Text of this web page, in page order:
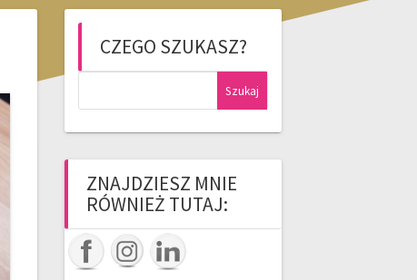
CZEGO SZUKASZ?
ZNAJDZIESZ MNIE
RÓWNIEŻ TUTAJ: